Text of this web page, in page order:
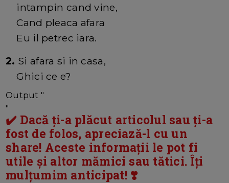
intampin cand vine,
Cand pleaca afara
Eu il petrec iara.
2. Si afara si in casa,
Ghici ce e?
Output "
"
✔️ Dacă ți-a plăcut articolul sau ți-a
fost de folos, apreciază-l cu un
share! Aceste informații le pot fi
utile și altor mămici sau tătici. Îți
mulțumim anticipat! ❣️